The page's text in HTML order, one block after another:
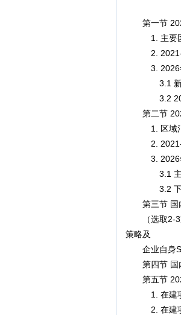
第一节
1. 主要区
2. 2021-
3. 2026年
3.1 新增
3.2 2026
第二节
1. 区域消
2. 2021-
3. 2026年
3.1 主要
3.2 下游
第三节 国内
（选取2-3家
策略及
企业自身
第四节 国内
第五节
1. 在建项
2. 在建项